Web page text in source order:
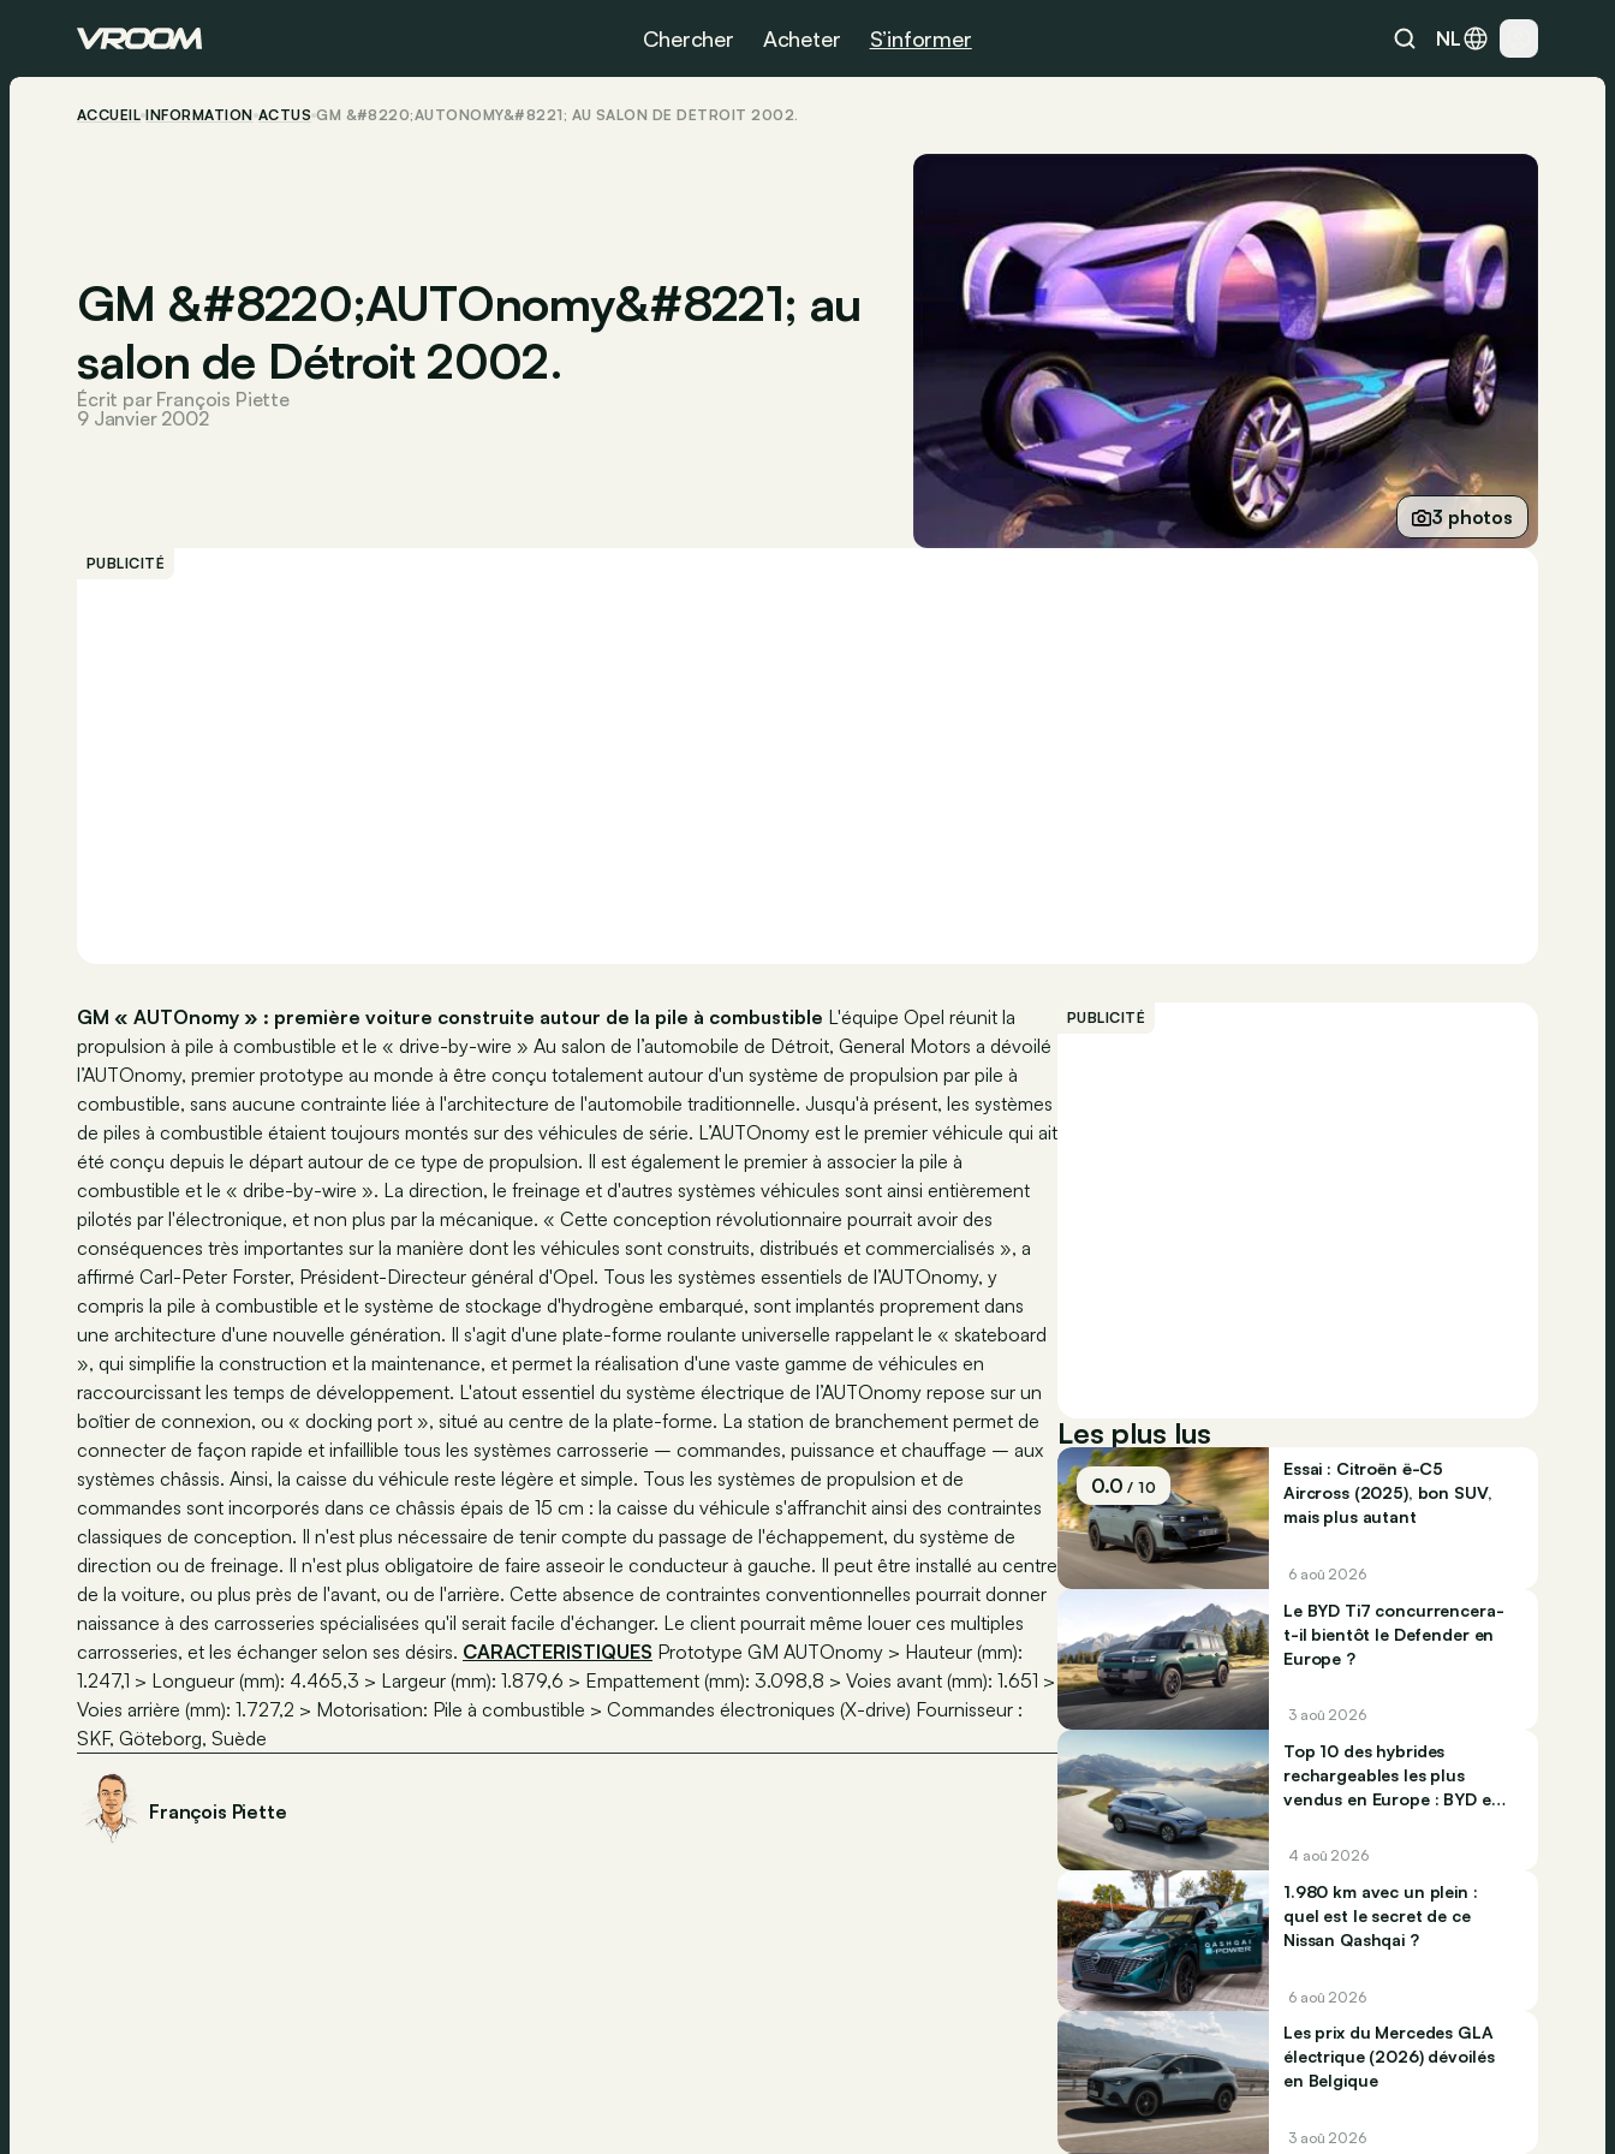
Chercher Acheter S’informer NL
ACCUEIL INFORMATION ACTUS GM &#8220;AUTONOMY&#8221; AU SALON DE DÉTROIT 2002.
GM &#8220;AUTOnomy&#8221; au
salon de Détroit 2002.
Écrit par François Piette
9 Janvier 2002
3 photos
PUBLICITÉ
GM « AUTOnomy » : première voiture construite autour de la pile à combustible L'équipe Opel réunit la
propulsion à pile à combustible et le « drive-by-wire » Au salon de l’automobile de Détroit, General Motors a dévoilé
l’AUTOnomy, premier prototype au monde à être conçu totalement autour d'un système de propulsion par pile à
combustible, sans aucune contrainte liée à l'architecture de l'automobile traditionnelle. Jusqu'à présent, les systèmes
de piles à combustible étaient toujours montés sur des véhicules de série. L’AUTOnomy est le premier véhicule qui ait
été conçu depuis le départ autour de ce type de propulsion. Il est également le premier à associer la pile à
combustible et le « dribe-by-wire ». La direction, le freinage et d'autres systèmes véhicules sont ainsi entièrement
pilotés par l'électronique, et non plus par la mécanique. « Cette conception révolutionnaire pourrait avoir des
conséquences très importantes sur la manière dont les véhicules sont construits, distribués et commercialisés », a
affirmé Carl-Peter Forster, Président-Directeur général d'Opel. Tous les systèmes essentiels de l’AUTOnomy, y
compris la pile à combustible et le système de stockage d'hydrogène embarqué, sont implantés proprement dans
une architecture d'une nouvelle génération. Il s'agit d'une plate-forme roulante universelle rappelant le « skateboard
», qui simplifie la construction et la maintenance, et permet la réalisation d'une vaste gamme de véhicules en
raccourcissant les temps de développement. L'atout essentiel du système électrique de l’AUTOnomy repose sur un
boîtier de connexion, ou « docking port », situé au centre de la plate-forme. La station de branchement permet de
connecter de façon rapide et infaillible tous les systèmes carrosserie – commandes, puissance et chauffage – aux
systèmes châssis. Ainsi, la caisse du véhicule reste légère et simple. Tous les systèmes de propulsion et de
commandes sont incorporés dans ce châssis épais de 15 cm : la caisse du véhicule s'affranchit ainsi des contraintes
classiques de conception. Il n'est plus nécessaire de tenir compte du passage de l'échappement, du système de
direction ou de freinage. Il n'est plus obligatoire de faire asseoir le conducteur à gauche. Il peut être installé au centre
de la voiture, ou plus près de l'avant, ou de l'arrière. Cette absence de contraintes conventionnelles pourrait donner
naissance à des carrosseries spécialisées qu'il serait facile d'échanger. Le client pourrait même louer ces multiples
carrosseries, et les échanger selon ses désirs. CARACTERISTIQUES Prototype GM AUTOnomy > Hauteur (mm):
1.247,1 > Longueur (mm): 4.465,3 > Largeur (mm): 1.879,6 > Empattement (mm): 3.098,8 > Voies avant (mm): 1.651 >
Voies arrière (mm): 1.727,2 > Motorisation: Pile à combustible > Commandes électroniques (X-drive) Fournisseur :
SKF, Göteborg, Suède
François Piette
PUBLICITÉ
Les plus lus
0.0/ 10
Essai : Citroën ë-C5
Aircross (2025), bon SUV,
mais plus autant
6 aoû 2026
Le BYD Ti7 concurrencera-
t-il bientôt le Defender en
Europe ?
3 aoû 2026
Top 10 des hybrides
rechargeables les plus
vendus en Europe : BYD et
4 aoû 2026
1.980 km avec un plein :
quel est le secret de ce
Nissan Qashqai ?
6 aoû 2026
Les prix du Mercedes GLA
électrique (2026) dévoilés
en Belgique
3 aoû 2026